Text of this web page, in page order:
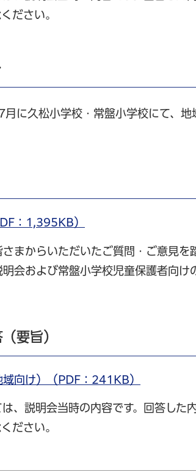
ださい。
に久松小学校・常盤小学校にて、
：1,395KB）
まからいただいたご質問・ご意見を
会および常盤小学校児童保護者向け
要旨）
向け）（PDF：241KB）
、説明会当時の内容です。回答した
ださい。